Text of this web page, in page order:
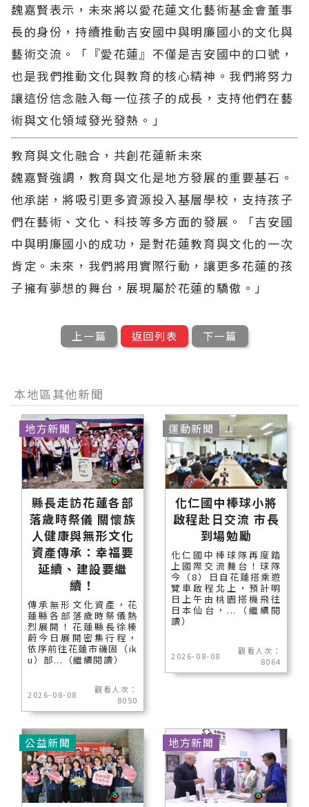
魏嘉賢表示，未來將以愛花蓮文化藝術基金會董事
長的身份，持續推動吉安國中與明廉國小的文化與
藝術交流。「『愛花蓮』不僅是吉安國中的口號，
也是我們推動文化與教育的核心精神。我們將努力
讓這份信念融入每一位孩子的成長，支持他們在藝
術與文化領域發光發熱。」
教育與文化融合，共創花蓮新未來
魏嘉賢強調，教育與文化是地方發展的重要基石。
他承諾，將吸引更多資源投入基層學校，支持孩子
們在藝術、文化、科技等多方面的發展。「吉安國
中與明廉國小的成功，是對花蓮教育與文化的一次
肯定。未來，我們將用實際行動，讓更多花蓮的孩
子擁有夢想的舞台，展現屬於花蓮的驕傲。」
上一篇 返回列表 下一篇
本地區其他新聞
縣長走訪花蓮各部
落歲時祭儀 關懷族
人健康與無形文化
資產傳承：幸福要
延續、建設要繼
續！
傳承無形文化資產，花
蓮縣各部落歲時祭儀熱
烈展開！花蓮縣長徐榛
蔚今日展開密集行程，
依序前往花蓮市磯固（ik
u）部...（繼續閱讀）
2026-08-08
觀看人次：
8050
地方新聞
化仁國中棒球小將
啟程赴日交流 市長
到場勉勵
化仁國中棒球隊再度踏
上國際交流舞台！球隊
今（8）日自花蓮搭乘遊
覽車啟程北上，預計明
日上午由桃園搭機飛往
日本仙台，...（繼續閱
讀）
2026-08-08
觀看人次：
8064
運動新聞
公益新聞 地方新聞